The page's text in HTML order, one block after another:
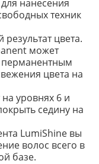
нанесения
техник
цвета.
может
перманентным
цвета на
уровнях 6 и
седину на
LumiShine вы
волос всего в
базе.